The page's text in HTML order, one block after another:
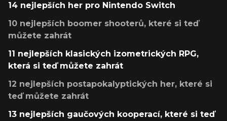
14 nejlepších her pro Nintendo Switch
10 nejlepších boomer shooterů, které si teď
můžete zahrát
11 nejlepších klasických izometrických RPG,
která si teď můžete zahrát
12 nejlepších postapokalyptických her, které si
teď můžete zahrát
13 nejlepších gaučových kooperací, které si teď